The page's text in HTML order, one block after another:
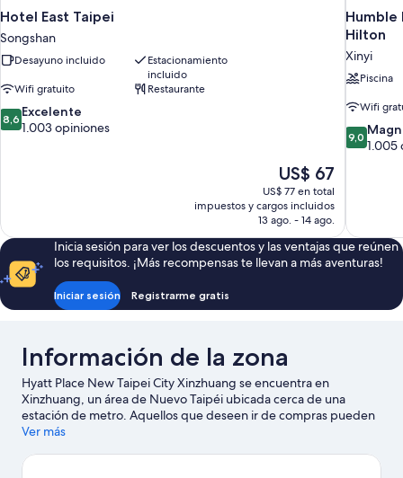
Hotel East Taipei
Songshan
Desayuno incluido
Estacionamiento
incluido
Wifi gratuito
Restaurante
8.6
de
8,6 Excelente
1.003 opiniones
El
precio
actual
es
de
US$ 67
US$ 67
US$ 77 en total
impuestos y cargos incluidos
13 ago. - 14 ago.
Humble
Hilton
Xinyi
Piscina
Wifi
9.0
de
9,0
1.005
Inicia sesión para ver los descuentos y las ventajas que reúnen
los requisitos. ¡Más recompensas te llevan a más aventuras!
Iniciar sesión Registrarme gratis
Información de la zona
Hyatt Place New Taipei City Xinzhuang se encuentra en
Xinzhuang, un área de Nuevo Taipéi ubicada cerca de una
estación de metro. Aquellos que deseen ir de compras pueden
visitar Plaza Honhui y Mercado Nocturno de Shilin, mientras que
Parque Metropolitano de Nuevo Taipéi y Parque Xiangshan. No
Ver más